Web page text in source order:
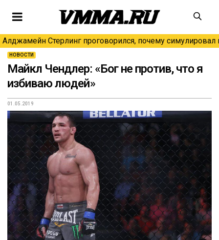
Алджамейн Стерлинг проговорился, почему симулировал
НОВОСТИ
Майкл Чендлер: «Бог не против, что я
избиваю людей»
01.05.2019